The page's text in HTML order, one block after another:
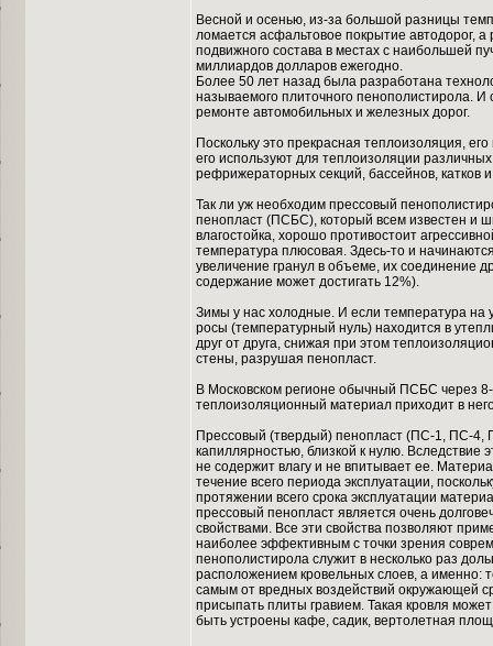
Весной и осенью, из-за большой разницы
ломается асфальтовое покрытие автодорог,
подвижного состава в местах с наибольшей
миллиардов долларов ежегодно.
Более 50 лет назад была разработана
называемого плиточного пенополистирола. И
ремонте автомобильных и железных дорог.
Поскольку это прекрасная теплоизоляция,
его используют для теплоизоляции
рефрижераторных секций, бассейнов, катков и
Так ли уж необходим прессовый
пенопласт (ПСБС), который всем известен и
влагостойка, хорошо противостоит
температура плюсовая. Здесь-то и
увеличение гранул в объеме, их соединение
содержание может достигать 12%).
Зимы у нас холодные. И если температура на
росы (температурный нуль) находится в
друг от друга, снижая при этом
стены, разрушая пенопласт.
В Московском регионе обычный ПСБС через
теплоизоляционный материал приходит в
Прессовый (твердый) пенопласт (ПС-1, ПС-4,
капиллярностью, близкой к нулю.
не содержит влагу и не впитывает ее.
течение всего периода эксплуатации,
протяжении всего срока эксплуатации
прессовый пенопласт является очень
свойствами. Все эти свойства позволяют
наиболее эффективным с точки зрения
пенополистирола служит в несколько раз
расположением кровельных слоев, а
самым от вредных воздействий окружающей
присыпать плиты гравием. Такая кровля
быть устроены кафе, садик, вертолетная